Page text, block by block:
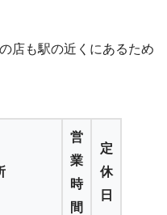
店も駅の近くにあるため
営
業
時
間
定
休
日